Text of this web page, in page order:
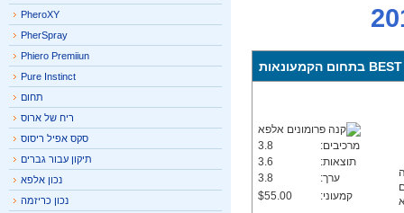
מרכיבים:
3.8
תוצאות:
3.6
ערך:
3.8
קמעוני:
$55.00
PheroXY
PherSpray
Phiero Premiiun
Pure Instinct
תחום
ריח של ארוס
סקס אפיל ריסוס
תיקון עבור גברים
נכון אלפא
נכון כריזמה